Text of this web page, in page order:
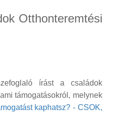
Otthonteremtési
írást a családok
támogatásokról, melynek
kaphatsz? - CSOK,